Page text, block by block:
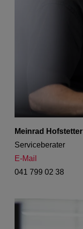
Meinrad Hofstetter
Serviceberater
E-Mail
041 799 02 38